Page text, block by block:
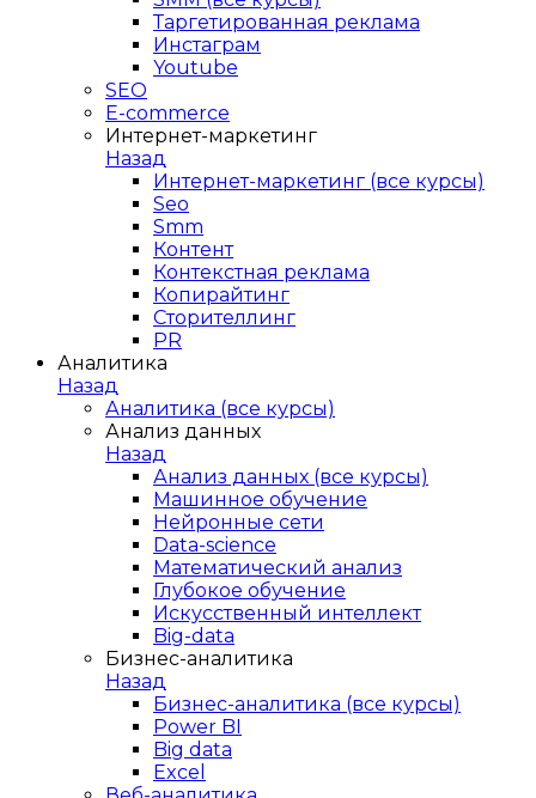
Таргетированная реклама
Инстаграм
Youtube
SEO
E-сommerce
Интернет-маркетинг
Назад
Интернет-маркетинг (все курсы)
Seo
Smm
Контент
Контекстная реклама
Копирайтинг
Сторителлинг
PR
Аналитика
Назад
Аналитика (все курсы)
Анализ данных
Назад
Анализ данных (все курсы)
Машинное обучение
Нейронные сети
Data-science
Математический анализ
Глубокое обучение
Искусственный интеллект
Big-data
Бизнес-аналитика
Назад
Бизнес-аналитика (все курсы)
Power BI
Big data
Excel